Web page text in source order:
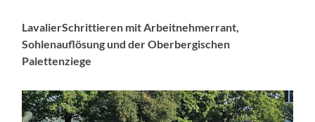
LavalierSchrittieren mit Arbeitnehmerrant,
Sohlenauflösung und der Oberbergischen
Palettenziege